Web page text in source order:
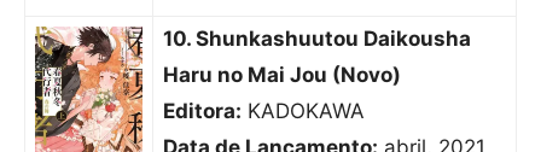
10. Shunkashuutou Daikousha
Haru no Mai Jou (Novo)
Editora: KADOKAWA
Data de Lançamento: abril, 2021